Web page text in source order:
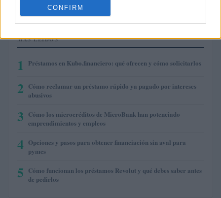
CONFIRM
MÁS LEÍDOS
1 Préstamos en Kubo.financiero: qué ofrecen y cómo solicitarlos
2 Cómo reclamar un préstamo rápido ya pagado por intereses
abusivos
3 Cómo los microcréditos de MicroBank han potenciado
emprendimientos y empleos
4 Opciones y pasos para obtener financiación sin aval para
pymes
5 Cómo funcionan los préstamos Revolut y qué debes saber antes
de pedirlos